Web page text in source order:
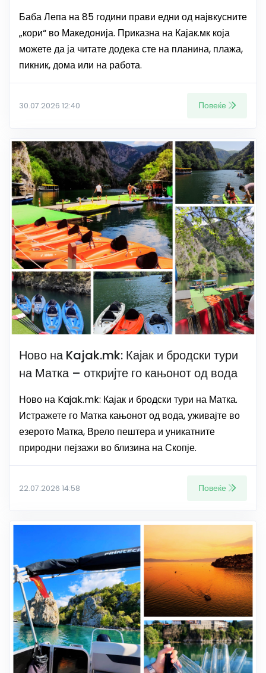
Баба Лепа на 85 години прави едни од највкусните
„кори“ во Македонија. Приказна на Кајак.мк која
можете да ја читате додека сте на планина, плажа,
пикник, дома или на работа.
30.07.2026 12:40 Повеќе
Ново на Kajak.mk: Кајак и бродски тури
на Матка – откријте го кањонот од вода
Ново на Kajak.mk: Кајак и бродски тури на Матка.
Истражете го Матка кањонот од вода, уживајте во
езерото Матка, Врело пештера и уникатните
природни пејзажи во близина на Скопје.
22.07.2026 14:58 Повеќе